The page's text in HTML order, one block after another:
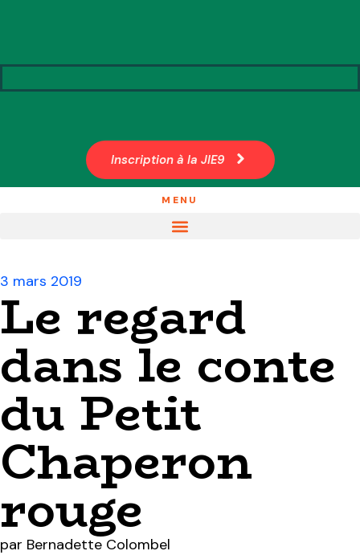
Inscription à la JIE9
MENU
3 mars 2019
Le regard
dans le conte
du Petit
Chaperon
rouge
par Bernadette Colombel